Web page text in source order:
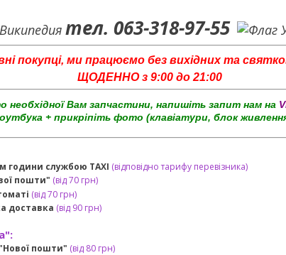
тел. 063-318-97-55
покупці, ми працюємо без вихідних та
ЩОДЕННО з 9:00 до 21:00
Вам запчастини, напишіть запит нам на
+ прикріпіть фото (клавіатури, блок
години службою TAXI (відповідно тарифу перевізника)
пошти" (від 70 грн)
(від 70 грн)
доставка (від90 грн)
пошти" (від 80 грн)